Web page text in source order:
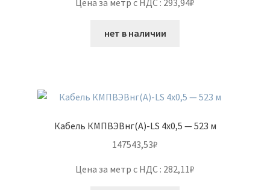
нет в наличии
Кабель КМПВЭВнг(А)-LS 4х0,5 — 523 м
147543,53₽
Цена за метр с НДС : 282,11₽